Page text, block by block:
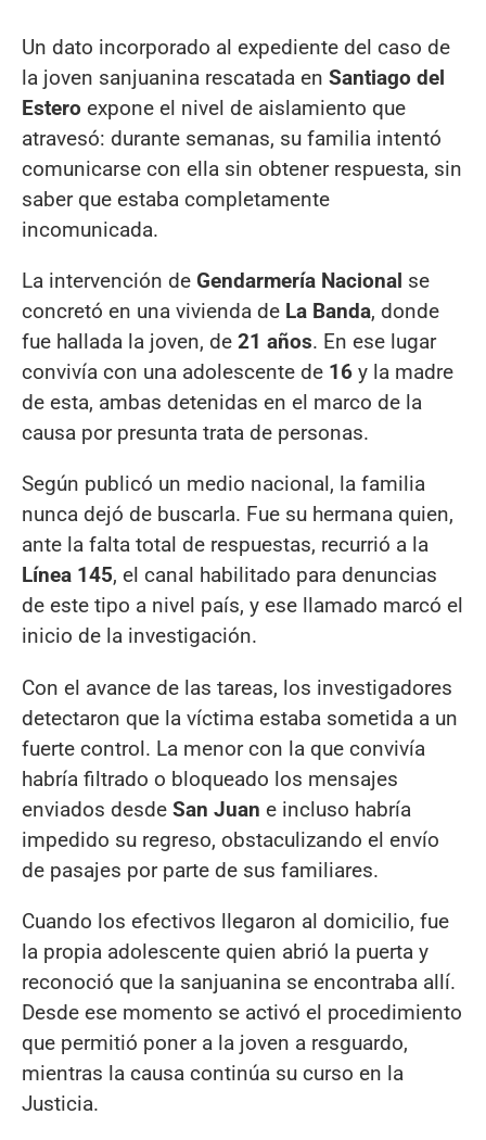
Un dato incorporado al expediente del caso de
la joven sanjuanina rescatada en Santiago del
Estero expone el nivel de aislamiento que
atravesó: durante semanas, su familia intentó
comunicarse con ella sin obtener respuesta, sin
saber que estaba completamente
incomunicada.
La intervención de Gendarmería Nacional se
concretó en una vivienda de La Banda, donde
fue hallada la joven, de 21 años. En ese lugar
convivía con una adolescente de 16 y la madre
de esta, ambas detenidas en el marco de la
causa por presunta trata de personas.
Según publicó un medio nacional, la familia
nunca dejó de buscarla. Fue su hermana quien,
ante la falta total de respuestas, recurrió a la
Línea 145, el canal habilitado para denuncias
de este tipo a nivel país, y ese llamado marcó el
inicio de la investigación.
Con el avance de las tareas, los investigadores
detectaron que la víctima estaba sometida a un
fuerte control. La menor con la que convivía
habría filtrado o bloqueado los mensajes
enviados desde San Juan e incluso habría
impedido su regreso, obstaculizando el envío
de pasajes por parte de sus familiares.
Cuando los efectivos llegaron al domicilio, fue
la propia adolescente quien abrió la puerta y
reconoció que la sanjuanina se encontraba allí.
Desde ese momento se activó el procedimiento
que permitió poner a la joven a resguardo,
mientras la causa continúa su curso en la
Justicia.